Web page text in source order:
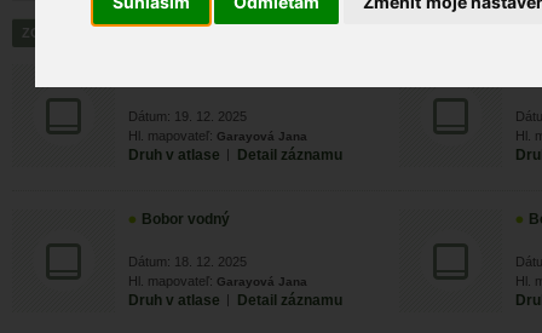
Dátum: 19. 12. 2025
Hl. mapovateľ: Garayová Jana
Druh v atlase | Detail záznamu
Hl.
Bobor vodný
Dátum: 18. 12. 2025
Hl. mapovateľ: Garayová Jana
Druh v atlase | Detail záznamu
Hl.